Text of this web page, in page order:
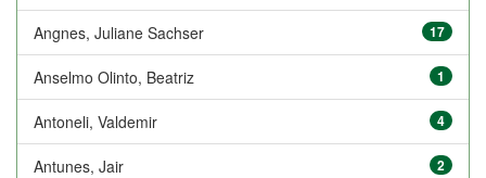
Angnes, Juliane Sachser 17
Anselmo Olinto, Beatriz 1
Antoneli, Valdemir 4
Antunes, Jair 2